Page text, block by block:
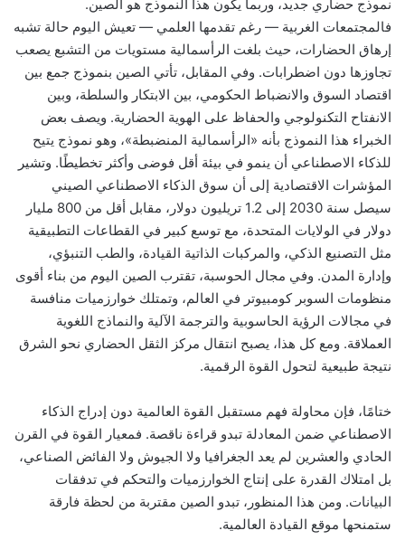
نموذج حضاري جديد، وربما يكون هذا النموذج هو الصين.
فالمجتمعات الغربية — رغم تقدمها العلمي — تعيش اليوم حالة تشبه
إرهاق الحضارات، حيث بلغت الرأسمالية مستويات من التشبع يصعب
تجاوزها دون اضطرابات. وفي المقابل، تأتي الصين بنموذج جمع بين
اقتصاد السوق والانضباط الحكومي، بين الابتكار والسلطة، وبين
الانفتاح التكنولوجي والحفاظ على الهوية الحضارية. ويصف بعض
الخبراء هذا النموذج بأنه «الرأسمالية المنضبطة»، وهو نموذج يتيح
للذكاء الاصطناعي أن ينمو في بيئة أقل فوضى وأكثر تخطيطًا. وتشير
المؤشرات الاقتصادية إلى أن سوق الذكاء الاصطناعي الصيني
سيصل سنة 2030 إلى 1.2 تريليون دولار، مقابل أقل من 800 مليار
دولار في الولايات المتحدة، مع توسع كبير في القطاعات التطبيقية
مثل التصنيع الذكي، والمركبات الذاتية القيادة، والطب التنبؤي،
وإدارة المدن. وفي مجال الحوسبة، تقترب الصين اليوم من بناء أقوى
منظومات السوبر كومبيوتر في العالم، وتمتلك خوارزميات منافسة
في مجالات الرؤية الحاسوبية والترجمة الآلية والنماذج اللغوية
العملاقة. ومع كل هذا، يصبح انتقال مركز الثقل الحضاري نحو الشرق
نتيجة طبيعية لتحول القوة الرقمية.
ختامًا، فإن محاولة فهم مستقبل القوة العالمية دون إدراج الذكاء
الاصطناعي ضمن المعادلة تبدو قراءة ناقصة. فمعيار القوة في القرن
الحادي والعشرين لم يعد الجغرافيا ولا الجيوش ولا الفائض الصناعي،
بل امتلاك القدرة على إنتاج الخوارزميات والتحكم في تدفقات
البيانات. ومن هذا المنظور، تبدو الصين مقتربة من لحظة فارقة
ستمنحها موقع القيادة العالمية.